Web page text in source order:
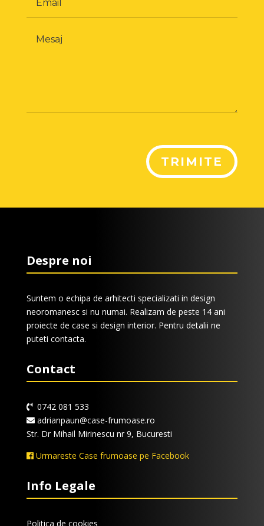
TRIMITE
Despre noi
Suntem o echipa de arhitecti specializati in design
neoromanesc si nu numai. Realizam de peste 14 ani
proiecte de case si design interior. Pentru detalii ne
puteti contacta.
Contact
0742 081 533
adrianpaun@case-frumoase.ro
Str. Dr Mihail Mirinescu nr 9, Bucuresti
Urmareste Case frumoase pe Facebook
Info Legale
Politica de cookies